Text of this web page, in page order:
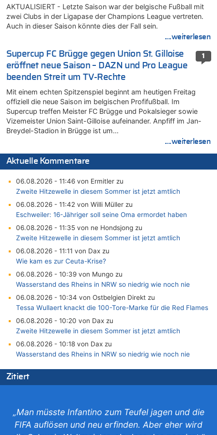
AKTUALISIERT - Letzte Saison war der belgische Fußball mit
zwei Clubs in der Ligapase der Champions League vertreten.
Auch in dieser Saison könnte dies der Fall sein.
....weiterlesen
1
Supercup FC Brügge gegen Union St. Gilloise
eröffnet neue Saison – DAZN und Pro League
beenden Streit um TV-Rechte
Mit einem echten Spitzenspiel beginnt am heutigen Freitag
offiziell die neue Saison im belgischen Profifußball. Im
Supercup treffen Meister FC Brügge und Pokalsieger sowie
Vizemeister Union Saint-Gilloise aufeinander. Anpfiff im Jan-
Breydel-Stadion in Brügge ist um…
....weiterlesen
Aktuelle Kommentare
06.08.2026 - 11:46 von Ermitler zu
Zweite Hitzewelle in diesem Sommer ist jetzt amtlich
06.08.2026 - 11:42 von Willi Müller zu
Eschweiler: 16-Jähriger soll seine Oma ermordet haben
06.08.2026 - 11:35 von ne Hondsjong zu
Zweite Hitzewelle in diesem Sommer ist jetzt amtlich
06.08.2026 - 11:11 von Dax zu
Wie kam es zur Ceuta-Krise?
06.08.2026 - 10:39 von Mungo zu
Wasserstand des Rheins in NRW so niedrig wie noch nie
06.08.2026 - 10:34 von Ostbelgien Direkt zu
Tessa Wullaert knackt die 100-Tore-Marke für die Red Flames
06.08.2026 - 10:20 von Dax zu
Zweite Hitzewelle in diesem Sommer ist jetzt amtlich
06.08.2026 - 10:18 von Dax zu
Wasserstand des Rheins in NRW so niedrig wie noch nie
06.08.2026 - 10:17 von Richtig zu
Wasserstand des Rheins in NRW so niedrig wie noch nie
06.08.2026 - 10:09 von Dax zu
Zweite Hitzewelle in diesem Sommer ist jetzt amtlich
Zitiert
„Man müsste Infantino zum Teufel jagen und die
FIFA auflösen und neu erfinden. Aber eher wird